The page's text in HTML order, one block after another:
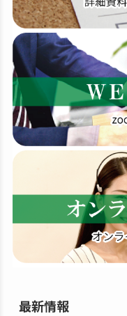
最新情報